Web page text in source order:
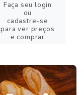
Faça seu login
ou
cadastre-se
para ver preços
e comprar